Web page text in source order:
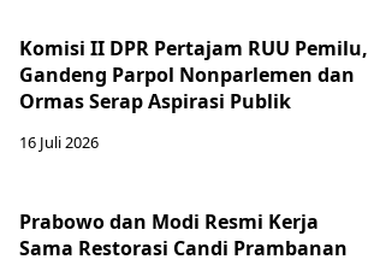
Komisi II DPR Pertajam RUU Pemilu,
Gandeng Parpol Nonparlemen dan
Ormas Serap Aspirasi Publik
16 Juli 2026
Prabowo dan Modi Resmi Kerja
Sama Restorasi Candi Prambanan